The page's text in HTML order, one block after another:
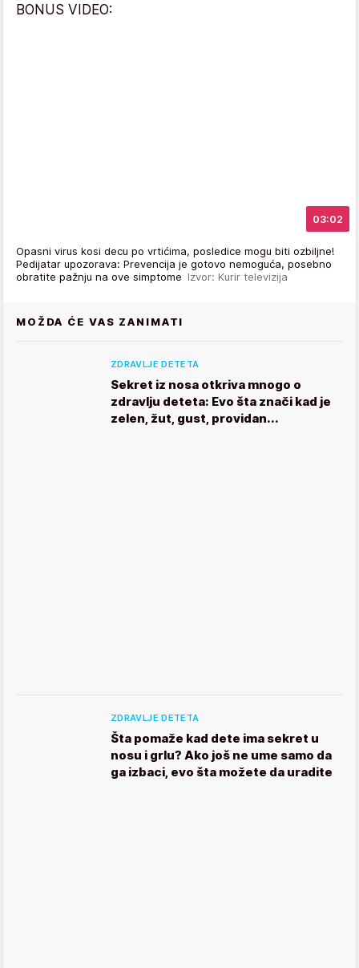
BONUS VIDEO:
03:02
Opasni virus kosi decu po vrtićima, posledice mogu biti ozbiljne!
Pedijatar upozorava: Prevencija je gotovo nemoguća, posebno
obratite pažnju na ove simptome Izvor: Kurir televizija
MOŽDA ĆE VAS ZANIMATI
ZDRAVLJE DETETA
Sekret iz nosa otkriva mnogo o
zdravlju deteta: Evo šta znači kad je
zelen, žut, gust, providan...
ZDRAVLJE DETETA
Šta pomaže kad dete ima sekret u
nosu i grlu? Ako još ne ume samo da
ga izbaci, evo šta možete da uradite